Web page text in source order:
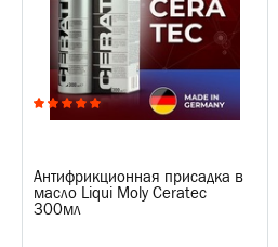
Антифрикционная присадка в
масло Liqui Moly Ceratec
300мл